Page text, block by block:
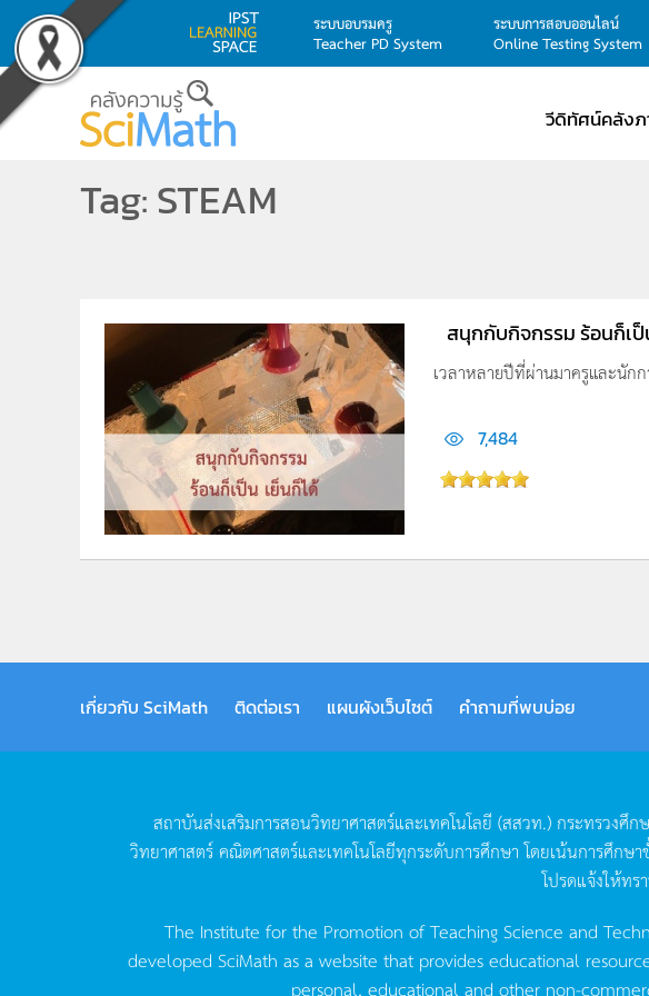
Skip to main content
ระบบอบรมครู
Teacher PD System
ระบบการสอบออนไลน์
Online Testing System
วีดิทัศน์คลัง
Tag: STEAM
สนุกกับกิจกรรม ร้อนก็เป็
เวลาหลายปีที่ผ่านมาครูและนัก
7,484
เกี่ยวกับ SciMath ติดต่อเรา แผนผังเว็บไซต์ คำถามที่พบบ่อย
สถาบันส่งเสริมการสอนวิทยาศาสตร์และเทคโนโลยี (สสวท.) กระทรวงศึก
วิทยาศาสตร์คณิตศาสตร์และเทคโนโลยีทุกระดับการศึกษา โดยเน้นการศึกษ
โปรดแจ้งให้ท
The Institute for the Promotion of Teaching Science and
developed SciMath as a website that provides educational
personal, educational and other non-